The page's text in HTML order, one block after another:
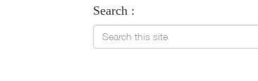
Search :
Search this site